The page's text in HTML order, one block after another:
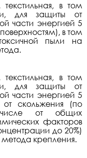
в том
для защиты от
части энергией 5
в том
пыли на
в том
для защиты от
части энергией 5
скольжения (по
от общих
факторов
до 20%)
крепления.